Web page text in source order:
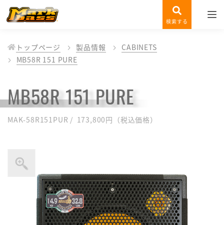
検索する
トップページ 製品情報
CABINETS
MB58R 151 PURE
MB58R 151 PURE
MAK-58R151PUR / 173,800円（税込価格）